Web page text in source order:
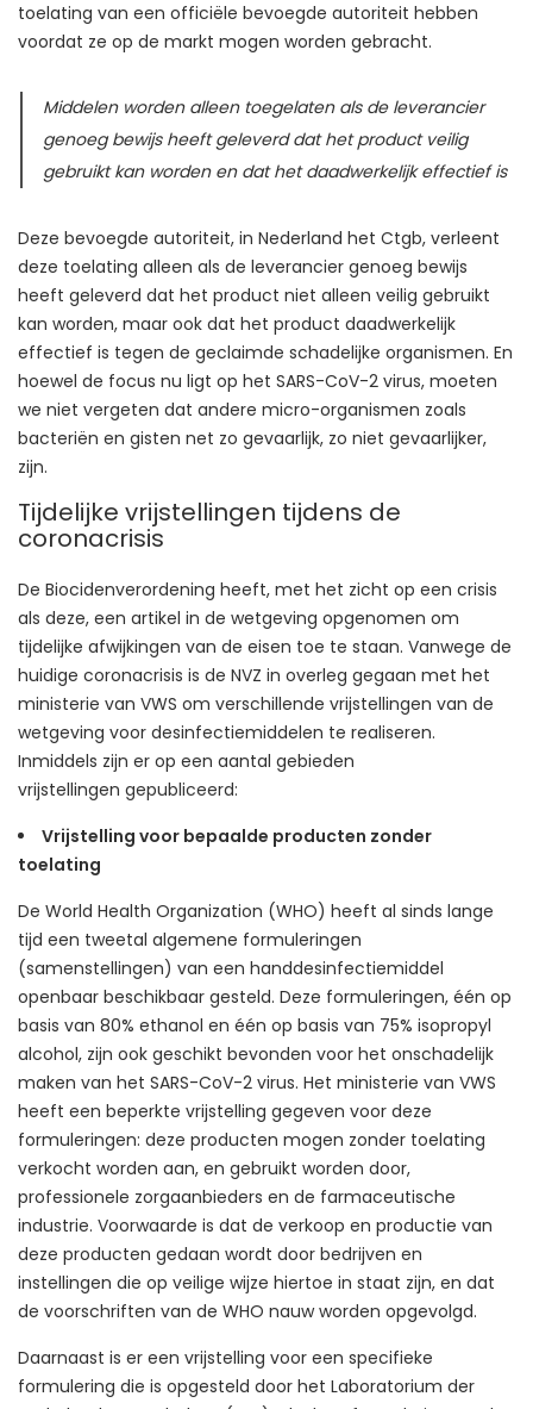
toelating van een officiële bevoegde autoriteit hebben
voordat ze op de markt mogen worden gebracht.
Middelen worden alleen toegelaten als de leverancier
genoeg bewijs heeft geleverd dat het product veilig
gebruikt kan worden en dat het daadwerkelijk effectief is
Deze bevoegde autoriteit, in Nederland het Ctgb, verleent
deze toelating alleen als de leverancier genoeg bewijs
heeft geleverd dat het product niet alleen veilig gebruikt
kan worden, maar ook dat het product daadwerkelijk
effectief is tegen de geclaimde schadelijke organismen. En
hoewel de focus nu ligt op het SARS-CoV-2 virus, moeten
we niet vergeten dat andere micro-organismen zoals
bacteriën en gisten net zo gevaarlijk, zo niet gevaarlijker,
zijn.
Tijdelijke vrijstellingen tijdens de
coronacrisis
De Biocidenverordening heeft, met het zicht op een crisis
als deze, een artikel in de wetgeving opgenomen om
tijdelijke afwijkingen van de eisen toe te staan. Vanwege de
huidige coronacrisis is de NVZ in overleg gegaan met het
ministerie van VWS om verschillende vrijstellingen van de
wetgeving voor desinfectiemiddelen te realiseren.
Inmiddels zijn er op een aantal gebieden
vrijstellingen gepubliceerd:
Vrijstelling voor bepaalde producten zonder
toelating
De World Health Organization (WHO) heeft al sinds lange
tijd een tweetal algemene formuleringen
(samenstellingen) van een handdesinfectiemiddel
openbaar beschikbaar gesteld. Deze formuleringen, één op
basis van 80% ethanol en één op basis van 75% isopropyl
alcohol, zijn ook geschikt bevonden voor het onschadelijk
maken van het SARS-CoV-2 virus. Het ministerie van VWS
heeft een beperkte vrijstelling gegeven voor deze
formuleringen: deze producten mogen zonder toelating
verkocht worden aan, en gebruikt worden door,
professionele zorgaanbieders en de farmaceutische
industrie. Voorwaarde is dat de verkoop en productie van
deze producten gedaan wordt door bedrijven en
instellingen die op veilige wijze hiertoe in staat zijn, en dat
de voorschriften van de WHO nauw worden opgevolgd.
Daarnaast is er een vrijstelling voor een specifieke
formulering die is opgesteld door het Laboratorium der